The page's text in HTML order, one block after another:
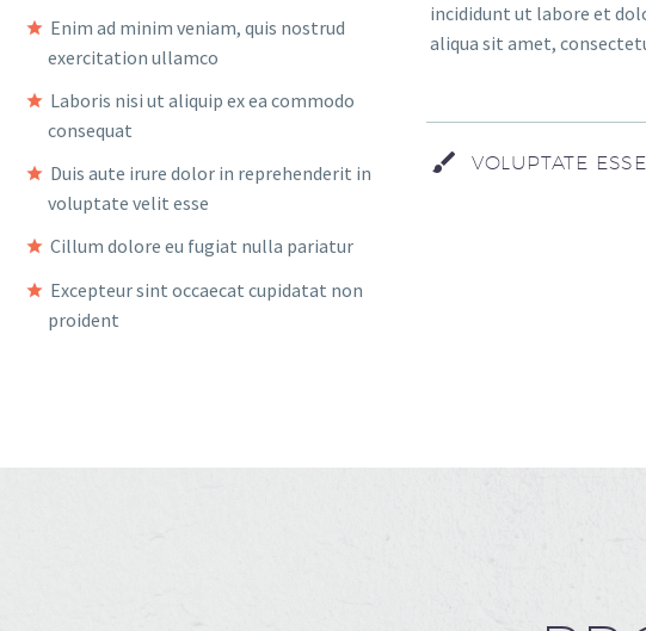
Enim ad minim veniam, quis nostrud
exercitation ullamco
Laboris nisi ut aliquip ex ea commodo
consequat
Duis aute irure dolor in reprehenderit in
voluptate velit esse
Cillum dolore eu fugiat nulla pariatur
Excepteur sint occaecat cupidatat non
proident
incididunt ut labore et
aliqua sit amet,
VOLUPTATE ESSE